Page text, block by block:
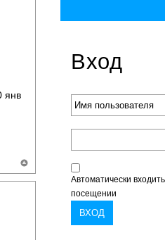
янв
Вход
Автоматически
посещении